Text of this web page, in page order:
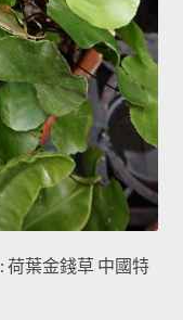
荷葉金錢草 中國特